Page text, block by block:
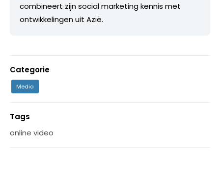
combineert zijn social marketing kennis met
ontwikkelingen uit Azië.
Categorie
Media
Tags
online video